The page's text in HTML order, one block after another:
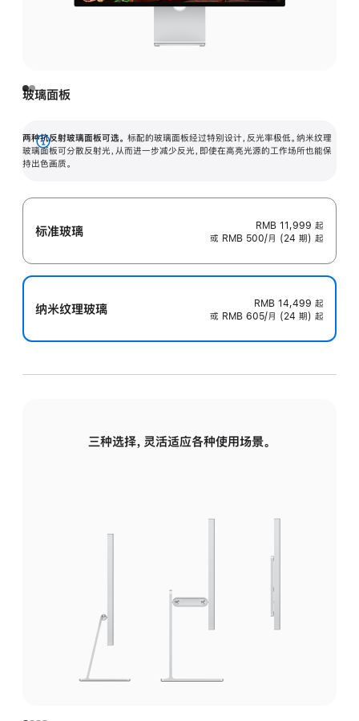
玻璃面板
两种抗反射玻璃面板可选。 标配的玻璃面板经过特别设计，反光率极低。纳米纹理
玻璃面板可分散反射光，从而进一步减少反光，即使在高亮光源的工作场所也能保
持出色画质。
展
开
标准玻璃 RMB 11,999 起
或 RMB 500/月 (24 期) 起
纳米纹理玻璃 RMB 14,499 起
或 RMB 605/月 (24 期) 起
三种选择，灵活适应各种使用场景。